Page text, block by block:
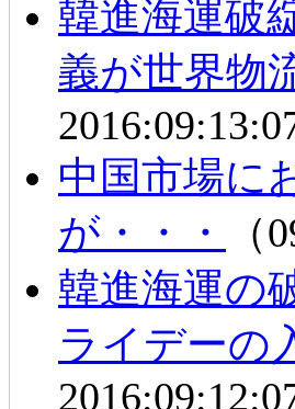
韓進海運破
義が世界物
中国市場
が・・・
韓進海運の
ライデーの